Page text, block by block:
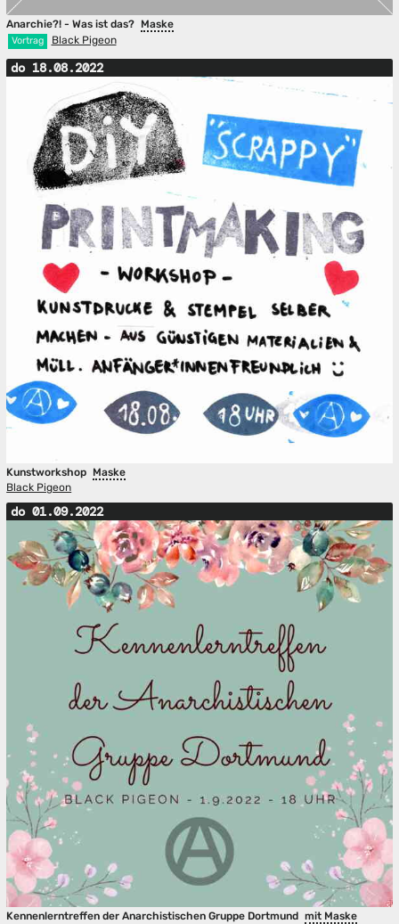
Anarchie?! - Was ist das? Maske
Vortrag Black Pigeon
do 18.08.2022
Kunstworkshop Maske
Black Pigeon
do 01.09.2022
Kennenlerntreffen der Anarchistischen Gruppe Dortmund mit Maske